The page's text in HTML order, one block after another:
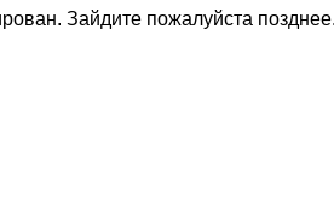
Зайдите пожалуйста